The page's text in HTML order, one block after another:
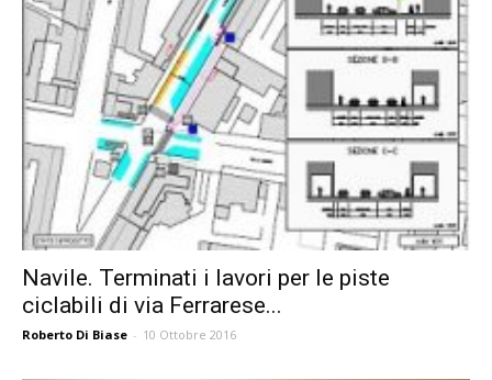
Navile. Terminati i lavori per le piste
ciclabili di via Ferrarese...
Roberto Di Biase - 10 Ottobre 2016